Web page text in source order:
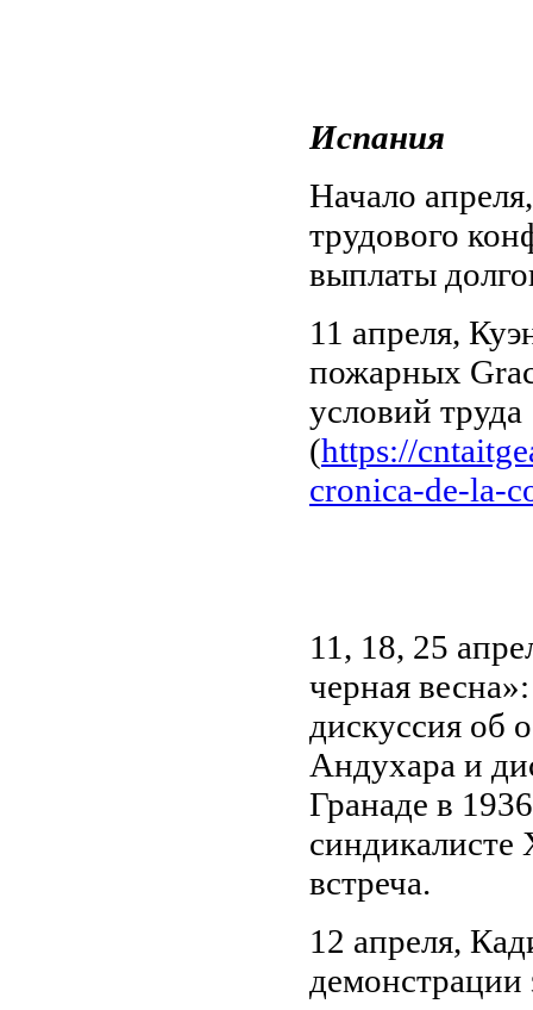
Испания
Начало
трудового
выплаты
11 апреля,
пожарных
условий труда
(https://
cronica-de-la-
11, 18, 25
черная
дискуссия об
Андухара и
Гранаде в
синдикалисте
встреча.
12 апреля,
демонстрации